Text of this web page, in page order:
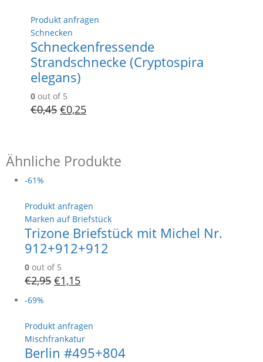
Produkt anfragen
Schnecken
Schneckenfressende
Strandschnecke (Cryptospira
elegans)
0 out of 5
€0,45 €0,25
Ähnliche Produkte
-61%
Produkt anfragen
Marken auf Briefstück
Trizone Briefstück mit Michel Nr.
912+912+912
0 out of 5
€2,95 €1,15
-69%
Produkt anfragen
Mischfrankatur
Berlin #495+804